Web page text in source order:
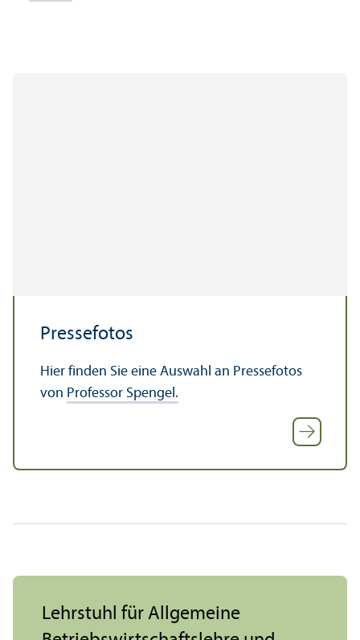
Pressefotos
Hier finden Sie eine Auswahl an Pressefotos
von Professor Spengel.
Lehr­stuhl für Allgemeine